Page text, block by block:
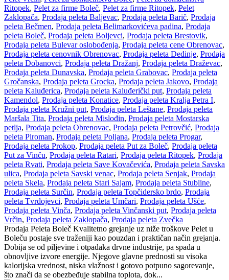
Ritopek, Pelet za firme Boleč, Pelet za firme Ritopek, Pelet
Zaklopača, Prodaja peleta Baljevac, Prodaja peleta Barič, Prodaja
peleta Bečmen, Prodaja peleta Belimarkovićeva padina, Prodaja
peleta Boleč, Prodaja peleta Boljevci, Prodaja peleta Brestovik,
Prodaja peleta Bulevar oslobođenja, Prodaja peleta cene Obrenovac,
Prodaja peleta cenovnik Obrenovac, Prodaja peleta Dedinje, Prodaja
peleta Dobanovci, Prodaja peleta Dražanj, Prodaja peleta Draževac,
Prodaja peleta Dunavska, Prodaja peleta Grabovac, Prodaja peleta
Gročanska, Prodaja peleta Grocka, Prodaja peleta Jakovo, Prodaja
peleta Kaluđerica, Prodaja peleta Kaluđerički put, Prodaja peleta
Kamendol, Prodaja peleta Konatice, Prodaja peleta Kralja Petra I,
Prodaja peleta Kružni put, Prodaja peleta Leštane, Prodaja peleta
Maršala Tita, Prodaja peleta Mislođin, Prodaja peleta Mostarska
petlja, Prodaja peleta Obrenovac, Prodaja peleta Petrovčić, Prodaja
peleta Piroman, Prodaja peleta Poljana, Prodaja peleta Progar,
Prodaja peleta Prokop, Prodaja peleta Put za Boleč, Prodaja peleta
Put za Vinču, Prodaja peleta Ratari, Prodaja peleta Ritopek, Prodaja
peleta Rvati, Prodaja peleta Save Kovačevića, Prodaja peleta Savska
ulica, Prodaja peleta Savski venac, Prodaja peleta Senjak, Prodaja
peleta Skela, Prodaja peleta Stari Sajam, Prodaja peleta Stubline,
Prodaja peleta Surčin, Prodaja peleta Topčidersko brdo, Prodaja
peleta Tvrdojevci, Prodaja peleta Umčari, Prodaja peleta Ušće,
Prodaja peleta Vinča, Prodaja peleta Vinčanski put, Prodaja peleta
Vrčin, Prodaja peleta Zaklopača, Prodaja peleta Zvečka
Prodaja Peleta Boleč Kvalitetno grejanje uz niže troškove Pelet u
Boleču postaje sve traženiji kao pouzdan i praktičan način grejanja.
Dobija se od piljevine i otpadaka drvne industrije, pa spada u
obnovljive izvore energije. Njegove glavne prednosti su visoka
kalorijska vrednost, niska vlažnost i gotovo potpuno sagorevanje,
što znači da se obezbeđuje stabilna toplota, dok...